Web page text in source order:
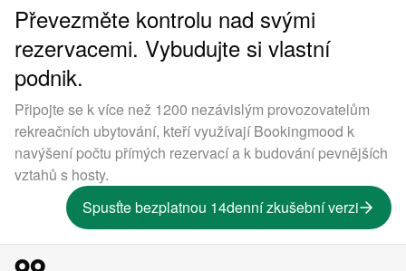
Převezměte kontrolu nad svými
rezervacemi. Vybudujte si vlastní
podnik.
Připojte se k více než 1200 nezávislým provozovatelům
rekreačních ubytování, kteří využívají Bookingmood k
navýšení počtu přímých rezervací a k budování pevnějších
vztahů s hosty.
Spusťte bezplatnou 14denní zkušební verzi